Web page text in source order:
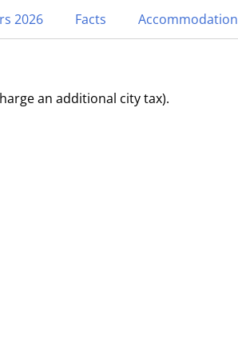
2026 Facts Accommodation
an additional city tax).